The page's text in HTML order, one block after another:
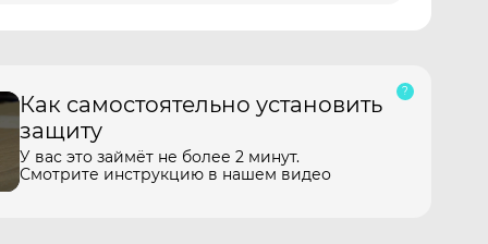
Как самостоятельно установить
защиту
У вас это займёт не более 2 минут.
Смотрите инструкцию в нашем видео